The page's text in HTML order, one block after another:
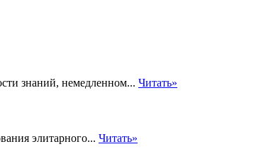
знаний, немедленном... Читать»
элитарного... Читать»